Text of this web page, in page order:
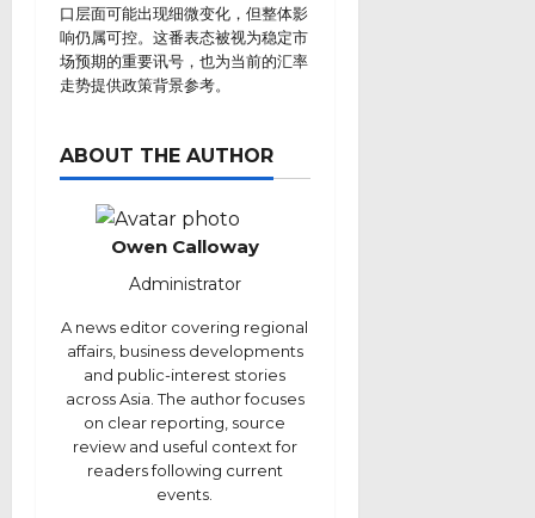
口层面可能出现细微变化，但整体影
响仍属可控。这番表态被视为稳定市
场预期的重要讯号，也为当前的汇率
走势提供政策背景参考。
ABOUT THE AUTHOR
Owen Calloway
Administrator
A news editor covering regional
affairs, business developments
and public-interest stories
across Asia. The author focuses
on clear reporting, source
review and useful context for
readers following current
events.